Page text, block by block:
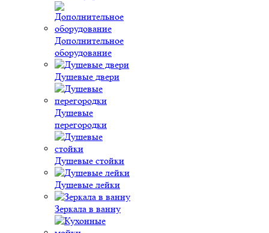
Дополнительное
оборудование
Душевые двери
Душевые
перегородки
Душевые стойки
Душевые лейки
Зеркала в ванну